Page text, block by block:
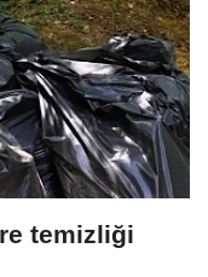
temizliği